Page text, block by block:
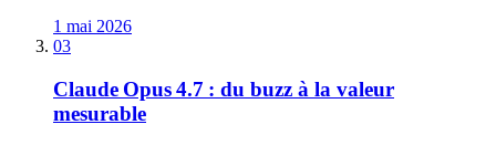
1 mai 2026
03
Claude Opus 4.7 : du buzz à la valeur
mesurable